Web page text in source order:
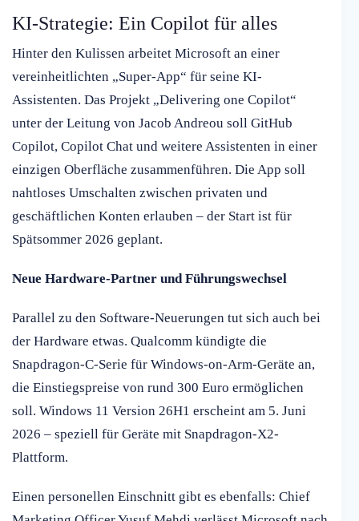
KI-Strategie: Ein Copilot für alles
Hinter den Kulissen arbeitet Microsoft an einer
vereinheitlichten „Super-App“ für seine KI-
Assistenten. Das Projekt „Delivering one Copilot“
unter der Leitung von Jacob Andreou soll GitHub
Copilot, Copilot Chat und weitere Assistenten in einer
einzigen Oberfläche zusammenführen. Die App soll
nahtloses Umschalten zwischen privaten und
geschäftlichen Konten erlauben – der Start ist für
Spätsommer 2026 geplant.
Neue Hardware-Partner und Führungswechsel
Parallel zu den Software-Neuerungen tut sich auch bei
der Hardware etwas. Qualcomm kündigte die
Snapdragon-C-Serie für Windows-on-Arm-Geräte an,
die Einstiegspreise von rund 300 Euro ermöglichen
soll. Windows 11 Version 26H1 erscheint am 5. Juni
2026 – speziell für Geräte mit Snapdragon-X2-
Plattform.
Einen personellen Einschnitt gibt es ebenfalls: Chief